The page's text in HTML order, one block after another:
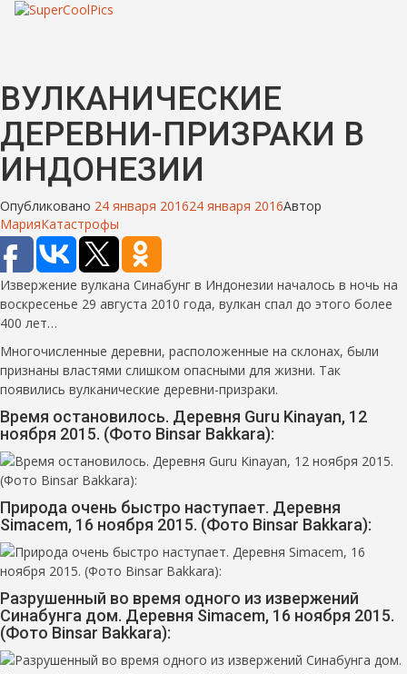
ВУЛКАНИЧЕСКИЕ
ДЕРЕВНИ-ПРИЗРАКИ В
ИНДОНЕЗИИ
Опубликовано 24 января 201624 января 2016Автор
МарияКатастрофы
Извержение вулкана Синабунг в Индонезии началось в ночь на
воскресенье 29 августа 2010 года, вулкан спал до этого более
400 лет…
Многочисленные деревни, расположенные на склонах, были
признаны властями слишком опасными для жизни. Так
появились вулканические деревни-призраки.
Время остановилось. Деревня Guru Kinayan, 12
ноября 2015. (Фото Binsar Bakkara):
Природа очень быстро наступает. Деревня
Simacem, 16 ноября 2015. (Фото Binsar Bakkara):
Разрушенный во время одного из извержений
Синабунга дом. Деревня Simacem, 16 ноября 2015.
(Фото Binsar Bakkara):